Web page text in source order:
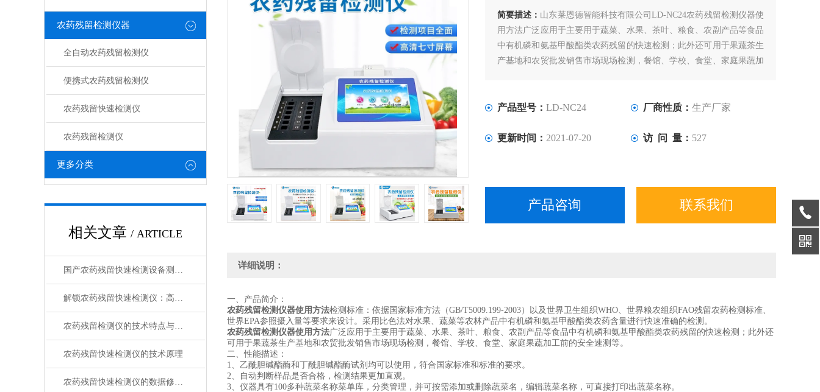
农药残留检测仪器
全自动农药残留检测仪
便携式农药残留检测仪
农药残留快速检测仪
农药残留检测仪
更多分类
相关文章 / ARTICLE
国产农药残留快速检测设备测评：技术革新市场格局分析
解锁农药残留快速检测仪：高灵敏度，精准捕捉微量残留
农药残留检测仪的技术特点与使用
农药残留快速检测仪的技术原理
农药残留快速检测仪的数据修改方法
简要描述： 山东莱恩德智能科技有限公司LD-NC24农药残留检测仪器使
用方法广泛应用于主要用于蔬菜、水果、茶叶、粮食、农副产品等食品
中有机磷和氨基甲酸酯类农药残留的快速检测；此外还可用于果蔬茶生
产基地和农贸批发销售市场现场检测，餐馆、学校、食堂、家庭果蔬加
产品型号： LD-NC24 厂商性质： 生产厂家
更新时间： 2021-07-20 访 问 量： 527
产品咨询 联系我们
详细说明：
一、产品简介：
农药残留检测仪器使用方法检测标准：依据国家标准方法（GB/T5009.199-2003）以及世界卫生组织WHO、世界粮农组织FAO残留农药检测标准、
世界EPA参照摄入量等要求来设计。采用比色法对水果、蔬菜等农林产品中有机磷和氨基甲酸酯类农药含量进行快速准确的检测。
农药残留检测仪器使用方法广泛应用于主要用于蔬菜、水果、茶叶、粮食、农副产品等食品中有机磷和氨基甲酸酯类农药残留的快速检测；此外还
可用于果蔬茶生产基地和农贸批发销售市场现场检测，餐馆、学校、食堂、家庭果蔬加工前的安全速测等。
二、性能描述：
1、乙酰胆碱酯酶和丁酰胆碱酯酶试剂均可以使用，符合国家标准和标准的要求。
2、自动判断样品是否合格，检测结果更加直观。
3、仪器具有100多种蔬菜名称菜单库，分类管理，并可按需添加或删除蔬菜名，编辑蔬菜名称，可直接打印出蔬菜名称。